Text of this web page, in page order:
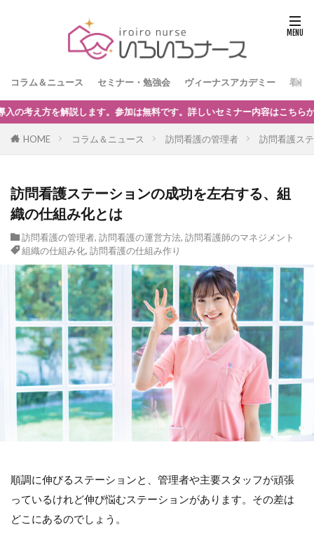
コラム＆ニュース セミナー・勉強会 ヴィーナスアカデミー 看護
容はこちらからどうぞ。
HOME コラム＆ニュース 訪問看護の管理者 訪問看護ス
訪問看護ステーションの成功を左右する、組
織の仕組み化とは
訪問看護の管理者, 訪問看護の運営方法, 訪問看護師のマネジメント
組織の仕組み化, 訪問看護の仕組み作り
順調に伸びるステーションと、管理者や主要スタッフが頑張
っているけれど伸び悩むステーションがあります。その差は
どこにあるのでしょう。